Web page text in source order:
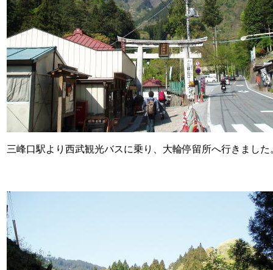
三峰口駅より西武観光バスに乗り、大輪停留所へ行きました